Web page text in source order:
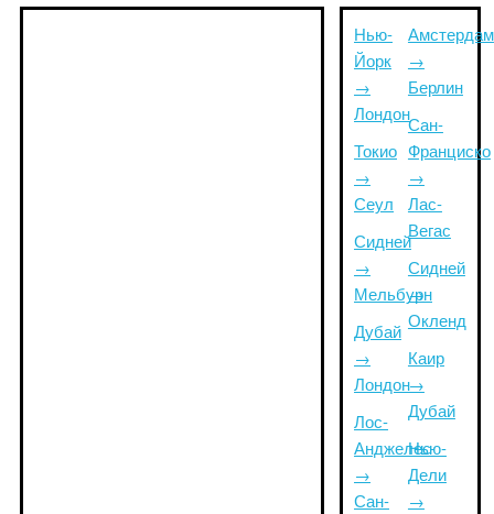
Нью-
Йорк
→
Лондон
Токио
→
Сеул
Сидней
→
Мельбурн
Дубай
→
Лондон
Лос-
Анджелес
→
Сан-
Амстердам
→
Берлин
Сан-
Франциско
→
Лас-
Вегас
Сидней
→
Окленд
Каир
→
Дубай
Нью-
Дели
→